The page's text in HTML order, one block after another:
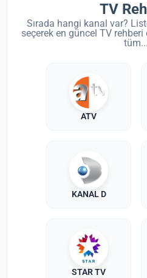
TV
Sırada hangi kanal var?
seçerek en güncel TV
tüm...
ATV
KANAL D
STAR TV